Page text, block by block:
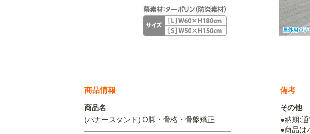
商品情報
商品名
(バナースタンド) O脚・骨格・骨盤矯正
備考
その他
●納期:
●商品は